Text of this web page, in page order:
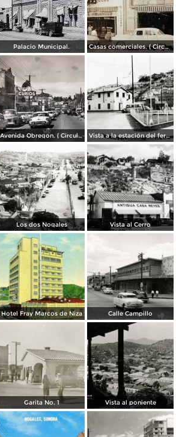
Palacio Municipal. Casas comerciales. ( Circulada el 11 de Enero de 1957 ).
Avenida Obregon. ( Circulada el 27 de Junio de 1958 ). Vista a la estación del ferrocarril
Los dos Nogales Vista al Cerro
Hotel Fray Marcos de Niza Calle Campillo
Garita No. 1 Vista al poniente